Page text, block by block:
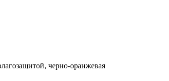
черно-оранжевая